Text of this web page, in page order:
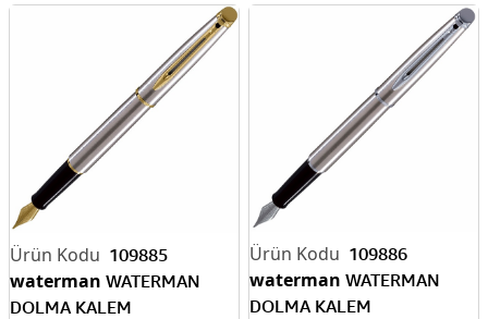
109885
waterman WATERMAN
DOLMA KALEM
109886
waterman WATERMAN
DOLMA KALEM